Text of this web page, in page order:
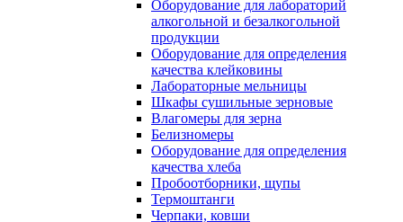
Оборудование для лабораторий
алкогольной и безалкогольной
продукции
Оборудование для определения
качества клейковины
Лабораторные мельницы
Шкафы сушильные зерновые
Влагомеры для зерна
Белизномеры
Оборудование для определения
качества хлеба
Пробоотборники, щупы
Термоштанги
Черпаки, ковши